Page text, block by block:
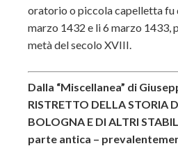
oratorio o piccola capelletta fu
marzo 1432 e li 6 marzo 1433,
metà del secolo XVIII.
Dalla “Miscellanea” di
RISTRETTO DELLA STORIA
BOLOGNA E DI ALTRI
parte antica –